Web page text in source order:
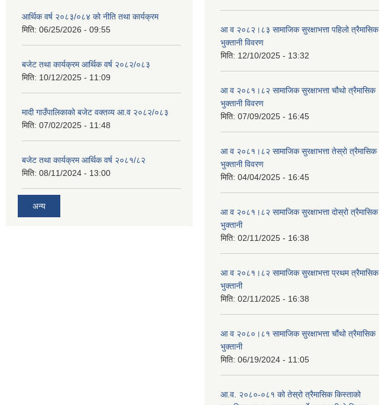
आर्थिक वर्ष २०८३/०८४ को नीति तथा कार्यक्रम
मिति: 06/25/2026 - 09:55
बजेट तथा कार्यक्रम आर्थिक वर्ष २०८२/०८३
मिति: 10/12/2025 - 11:09
मादी गाउँपालिकाको बजेट वक्तव्य आ.व २०८२/०८३
मिति: 07/02/2025 - 11:48
बजेट तथा कार्यक्रम आर्थिक वर्ष २०८१/८२
मिति: 08/11/2024 - 13:00
अन्य
आ व २०८२।८३ सामाजिक सुरक्षाभत्ता पहिलो त्रैमासिक
भुक्तानी विवरण
मिति: 12/10/2025 - 13:32
आ व २०८१।८२ सामाजिक सुरक्षाभत्ता चौथो त्रैमासिक
भुक्तानी विवरण
मिति: 07/09/2025 - 16:45
आ व २०८१।८२ सामाजिक सुरक्षाभत्ता तेस्रो त्रैमासिक
भुक्तानी विवरण
मिति: 04/04/2025 - 16:45
आ व २०८१।८२ सामाजिक सुरक्षाभत्ता दोस्रो त्रैमासिक
भुक्तानी
मिति: 02/11/2025 - 16:38
आ व २०८१।८२ सामाजिक सुरक्षाभत्ता प्रथम त्रैमासिक
भुक्तानी
मिति: 02/11/2025 - 16:38
आ व २०८०।८१ सामाजिक सुरक्षाभत्ता चौंथो त्रैमासिक
भुक्तानी
मिति: 06/19/2024 - 11:05
आ.व. २०८०-०८१ को तेस्रो त्रैमासिक किस्ताको